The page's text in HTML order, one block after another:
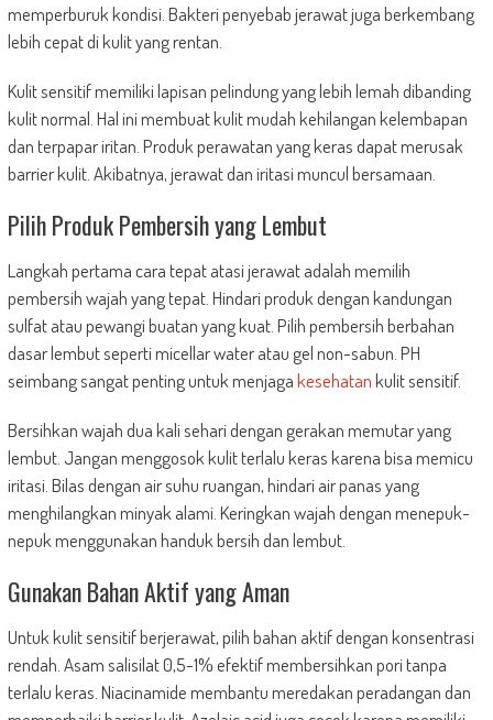
memperburuk kondisi. Bakteri penyebab jerawat juga berkembang
lebih cepat di kulit yang rentan.
Kulit sensitif memiliki lapisan pelindung yang lebih lemah dibanding
kulit normal. Hal ini membuat kulit mudah kehilangan kelembapan
dan terpapar iritan. Produk perawatan yang keras dapat merusak
barrier kulit. Akibatnya, jerawat dan iritasi muncul bersamaan.
Pilih Produk Pembersih yang Lembut
Langkah pertama cara tepat atasi jerawat adalah memilih
pembersih wajah yang tepat. Hindari produk dengan kandungan
sulfat atau pewangi buatan yang kuat. Pilih pembersih berbahan
dasar lembut seperti micellar water atau gel non-sabun. PH
seimbang sangat penting untuk menjagakesehatankulit sensitif.
Bersihkan wajah dua kali sehari dengan gerakan memutar yang
lembut. Jangan menggosok kulit terlalu keras karena bisa memicu
iritasi. Bilas dengan air suhu ruangan, hindari air panas yang
menghilangkan minyak alami. Keringkan wajah dengan menepuk-
nepuk menggunakan handuk bersih dan lembut.
Gunakan Bahan Aktif yang Aman
Untuk kulit sensitif berjerawat, pilih bahan aktif dengan konsentrasi
rendah. Asam salisilat 0,5-1% efektif membersihkan pori tanpa
terlalu keras. Niacinamide membantu meredakan peradangan dan